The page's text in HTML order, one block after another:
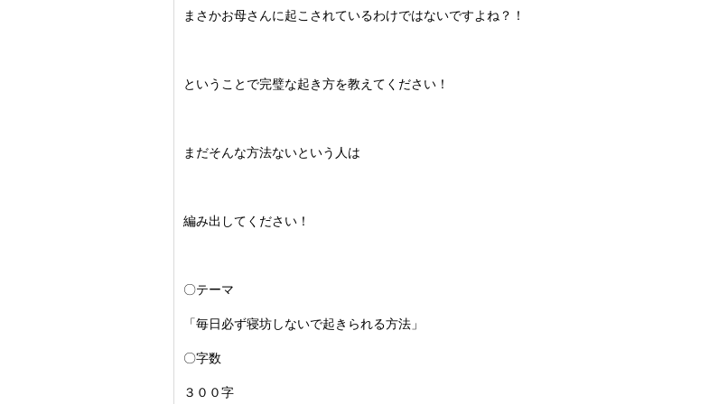
まさかお母さんに起こされているわけではないですよね？！
ということで完璧な起き方を教えてください！
まだそんな方法ないという人は
編み出してください！
〇テーマ
「毎日必ず寝坊しないで起きられる方法」
〇字数
３００字